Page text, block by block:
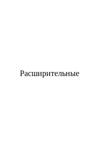
Расширительные